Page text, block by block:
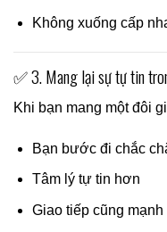
Không xuống cấp
✅ 3. Mang lại sự tự tin
Khi bạn mang một đôi
Bạn bước đi chắc
Tâm lý tự tin hơn
Giao tiếp cũng